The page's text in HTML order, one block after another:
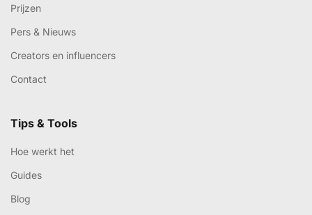
Prijzen
Pers & Nieuws
Creators en influencers
Contact
Tips & Tools
Hoe werkt het
Guides
Blog